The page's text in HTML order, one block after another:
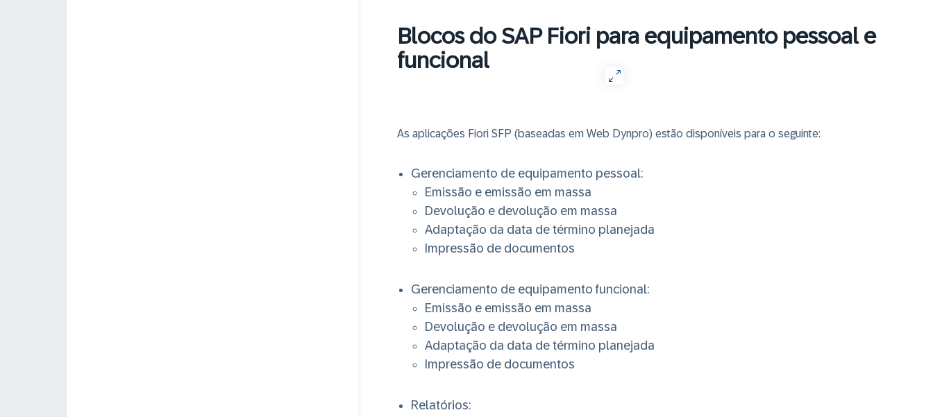
Blocos do SAP Fiori para equipamento pessoal e
funcional
As aplicações Fiori SFP (baseadas em Web Dynpro) estão disponíveis para o seguinte:
Gerenciamento de equipamento pessoal:
Emissão e emissão em massa
Devolução e devolução em massa
Adaptação da data de término planejada
Impressão de documentos
Gerenciamento de equipamento funcional:
Emissão e emissão em massa
Devolução e devolução em massa
Adaptação da data de término planejada
Impressão de documentos
Relatórios: